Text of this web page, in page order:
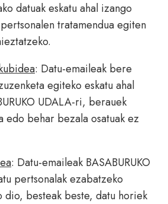
datuak eskatu ahal izango
tratamendua egiten
: Datu-emaileak bere
egiteko eskatu ahal
UDALA-ri, berauek
edo behar bezala osatuak ez
: Datu-emaileak BASABURUKO
pertsonalak ezabatzeko
dio, besteak beste, datu horiek